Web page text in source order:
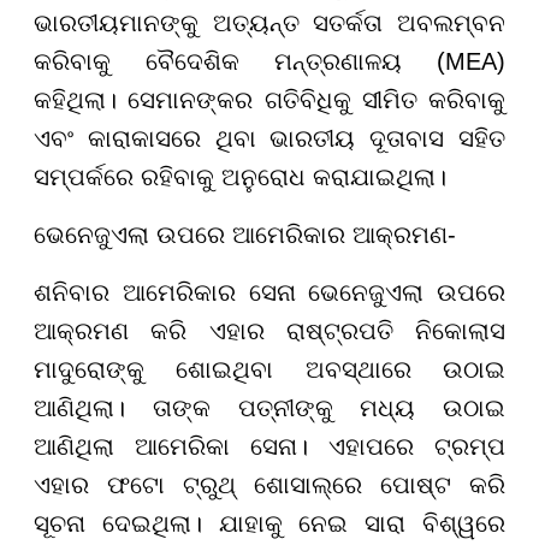
ଭାରତୀୟମାନଙ୍କୁ ଅତ୍ୟନ୍ତ ସତର୍କତା ଅବଲମ୍ବନ
କରିବାକୁ ବୈଦେଶିକ ମନ୍ତ୍ରଣାଳୟ (MEA)
କହିଥିଲା। ସେମାନଙ୍କର ଗତିବିଧିକୁ ସୀମିତ କରିବାକୁ
ଏବଂ କାରାକାସରେ ଥିବା ଭାରତୀୟ ଦୂତାବାସ ସହିତ
ସମ୍ପର୍କରେ ରହିବାକୁ ଅନୁରୋଧ କରାଯାଇଥିଲା।
ଭେନେଜୁଏଲା ଉପରେ ଆମେରିକାର ଆକ୍ରମଣ-
ଶନିବାର ଆମେରିକାର ସେନା ଭେନେଜୁଏଲା ଉପରେ
ଆକ୍ରମଣ କରି ଏହାର ରାଷ୍ଟ୍ରପତି ନିକୋଲାସ
ମାଦୁରୋଙ୍କୁ ଶୋଇଥିବା ଅବସ୍ଥାରେ ଉଠାଇ
ଆଣିଥିଲା। ତାଙ୍କ ପତ୍ନୀଙ୍କୁ ମଧ୍ୟ ଉଠାଇ
ଆଣିଥିଲା ଆମେରିକା ସେନା। ଏହାପରେ ଟ୍ରମ୍ପ
ଏହାର ଫଟୋ ଟ୍ରୁଥ୍ ଶୋସାଲ୍ରେ ପୋଷ୍ଟ କରି
ସୂଚନା ଦେଇଥିଲା। ଯାହାକୁ ନେଇ ସାରା ବିଶ୍ୱରେ